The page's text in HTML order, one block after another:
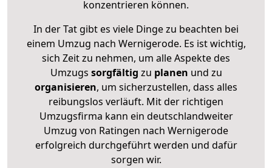
konzentrieren können.
In der Tat gibt es viele Dinge zu beachten bei
einem Umzug nach Wernigerode. Es ist wichtig,
sich Zeit zu nehmen, um alle Aspekte des
Umzugs sorgfältig zu planen und zu
organisieren, um sicherzustellen, dass alles
reibungslos verläuft. Mit der richtigen
Umzugsfirma kann ein deutschlandweiter
Umzug von Ratingen nach Wernigerode
erfolgreich durchgeführt werden und dafür
sorgen wir.